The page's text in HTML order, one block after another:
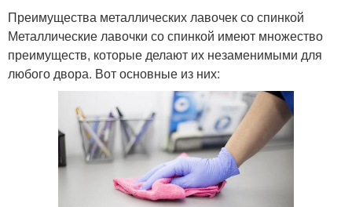
Преимущества металлических лавочек со спинкой
Металлические лавочки со спинкой имеют множество
преимуществ, которые делают их незаменимыми для
любого двора. Вот основные из них: